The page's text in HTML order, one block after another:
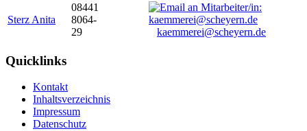
Sterz Anita
08441
8064-
29
kaemmerei@scheyern.de
Quicklinks
Kontakt
Inhaltsverzeichnis
Impressum
Datenschutz